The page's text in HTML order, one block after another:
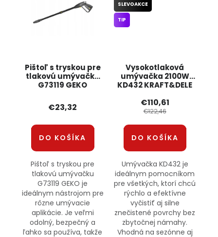
Pištoľ s tryskou pre
tlakovú umývačku
G73119 GEKO
€23,32
DO KOŠÍKA
Pištoľ s tryskou pre
tlakovú umývačku
G73119 GEKO je
ideálnym nástrojom pre
rôzne umývacie
aplikácie. Je veľmi
odolný, bezpečný a
ľahko sa používa, takže
Vysokotlaková
umývačka 2100W
KD432 KRAFT&DELE
SLEVOAKCE
TIP
€110,61
€122,46
DO KOŠÍKA
Umývačka KD432 je
ideálnym pomocníkom
pre všetkých, ktorí chcú
rýchlo a efektívne
vyčistiť aj silne
znečistené povrchy bez
zbytočnej námahy.
Vhodná na sezónne aj